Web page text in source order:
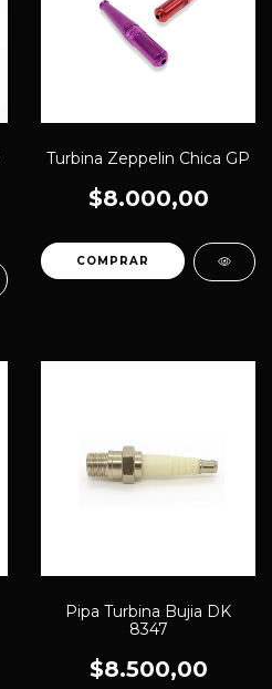
Turbina Zeppelin Chica GP
$8.000,00
Pipa Turbina Bujia DK
8347
$8.500,00